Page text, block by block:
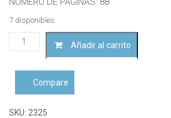
7 disponibles
sexualidad
regalo
Dios
cantidad
Añadir al carrito
Compare
SKU: 2325